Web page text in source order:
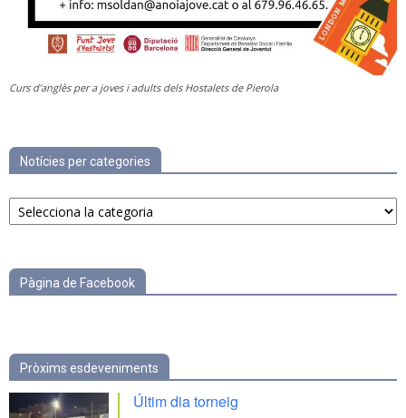
Curs d’anglès per a joves i adults dels Hostalets de Pierola
Notícies per categories
Notícies
per
Pàgina de Facebook
Pròxims esdeveniments
Últim dia torneig